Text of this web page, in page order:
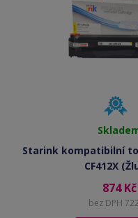
Starink kompatibilní
CF412X
874 Kč
bez DPH